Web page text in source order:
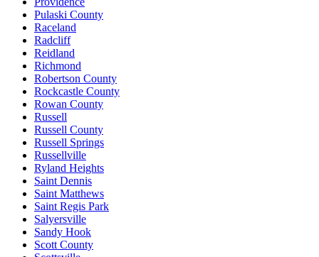
Pulaski County
Raceland
Radcliff
Reidland
Richmond
Robertson County
Rockcastle County
Rowan County
Russell
Russell County
Russell Springs
Russellville
Ryland Heights
Saint Dennis
Saint Matthews
Saint Regis Park
Salyersville
Sandy Hook
Scott County